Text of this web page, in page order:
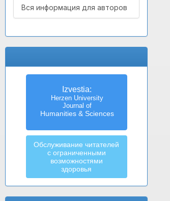
Вся информация для авторов
Izvestia:
Herzen University
Journal of
Humanities & Sciences
Обслуживание читателей
с ограниченными
возможностями
здоровья